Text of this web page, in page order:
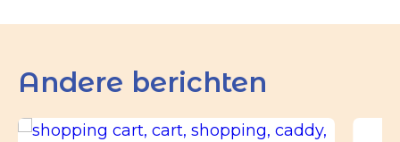
Andere berichten